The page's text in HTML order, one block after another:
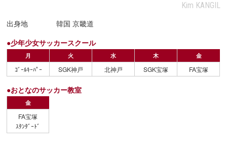
Kim KANGIL
出身地
韓国 京畿道
●少年少女サッカースクール
月 火 水 木 金
ｺﾞｰﾙｷｰﾊﾟｰ SGK神戸 北神戸 SGK宝塚 FA宝塚
●おとなのサッカー教室
金
FA宝塚
ｽﾀﾝﾀﾞｰﾄﾞ